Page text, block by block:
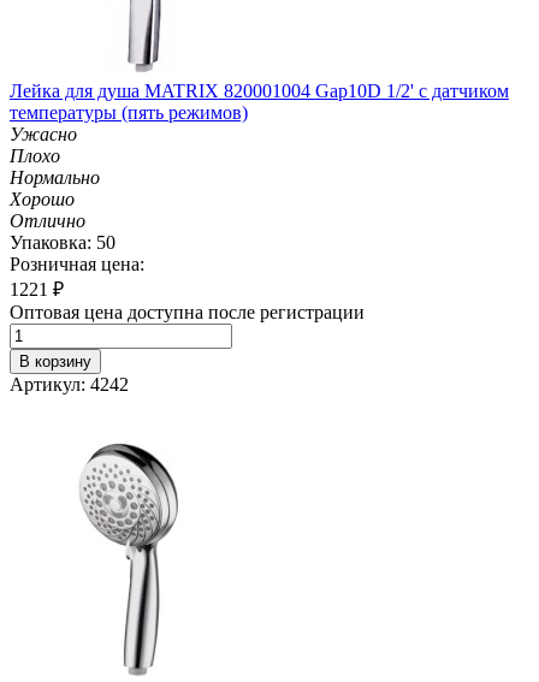
Лейка для душа MATRIX 820001004 Gap10D 1/2' с датчиком
температуры (пять режимов)
Ужасно
Плохо
Нормально
Хорошо
Отлично
Упаковка: 50
Розничная цена:
1221 ₽
Оптовая цена доступна после регистрации
В корзину
Артикул: 4242